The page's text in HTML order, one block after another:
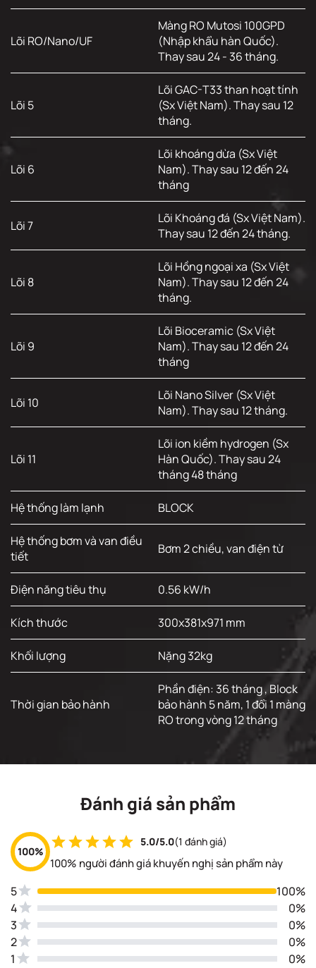
Lõi RO/Nano/UF
Màng RO Mutosi 100GPD
(Nhập khẩu hàn Quốc).
Thay sau 24 - 36 tháng.
Lõi 5
Lõi GAC-T33 than hoạt tính
(Sx Việt Nam). Thay sau 12
tháng.
Lõi 6
Lõi khoáng dừa (Sx Việt
Nam). Thay sau 12 đến 24
tháng
Lõi 7
Lõi Khoáng đá (Sx Việt Nam).
Thay sau 12 đến 24 tháng.
Lõi 8
Lõi Hồng ngoại xa (Sx Việt
Nam). Thay sau 12 đến 24
tháng.
Lõi 9
Lõi Bioceramic (Sx Việt
Nam). Thay sau 12 đến 24
tháng
Lõi 10
Lõi Nano Silver (Sx Việt
Nam). Thay sau 12 tháng.
Lõi 11
Lõi ion kiềm hydrogen (Sx
Hàn Quốc). Thay sau 24
tháng 48 tháng
Hệ thống làm lạnh BLOCK
Hệ thống bơm và van điều
tiết
Bơm 2 chiều, van điện từ
Điện năng tiêu thụ 0.56 kW/h
Kích thước 300x381x971 mm
Khối lượng Nặng 32kg
Thời gian bảo hành
Phần điện: 36 tháng , Block
bảo hành 5 năm, 1 đổi 1 màng
RO trong vòng 12 tháng
Đánh giá sản phẩm
100%
5.0/5.0(1 đánh giá)
100% người đánh giá khuyến nghị sản phẩm này
5
100%
4
0%
3
0%
2
0%
1
0%